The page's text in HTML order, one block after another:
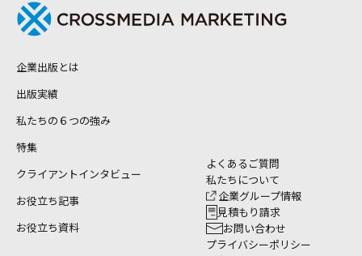
企業出版とは
出版実績
私たちの６つの強み
特集
クライアントインタビュー
お役立ち記事
お役立ち資料
よくあるご質問
私たちについて
企業グループ情報
見積もり請求
お問い合わせ
プライバシーポリシー